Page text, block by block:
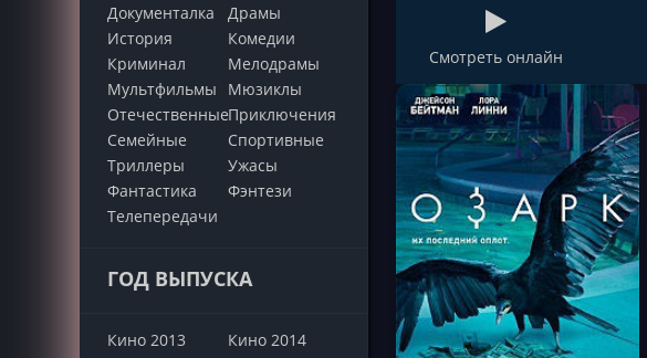
Документалка
Драмы
История
Комедии
Криминал
Мелодрамы
Мультфильмы
Мюзиклы
ОтечественныеПриключения
Семейные
Cпортивные
Триллеры
Ужасы
Фантастика
Фэнтези
Телепередачи
ГОД ВЫПУСКА
Кино 2013
Кино 2014
Смотреть онлайн